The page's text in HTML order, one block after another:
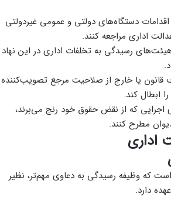
دستگاه‌های دولتی و عمومی غیردولتی
اداری مراجعه کنند.
رسیدگی به تخلفات اداری در این نهاد
قانون یا خارج از صلاحیت مرجع تصویب‌کننده
ابطال کند.
اجرایی که از نقض حقوق خود رنج می‌برند،
مطرح کنند.
اداری
که وظیفه رسیدگی به دعاوی مهم‌تر، نظیر
دارد.